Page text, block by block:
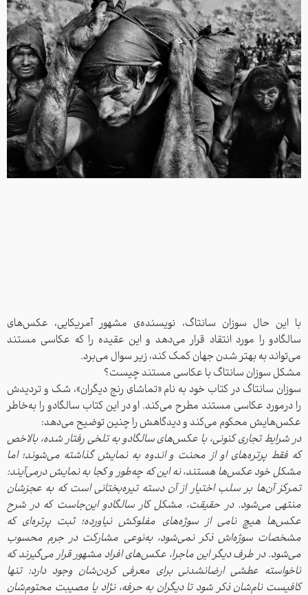
با این حال سوزان سانتاگ، نویسنده‌ی مشهور آمریکایی، عکس‌های
سالگادو را مورد انتقاد قرار می‌دهد و این عقیده را که عکاسی مستند
می‌تواند به بهتر شدن جهان کمک کند، زیر سوال می‌برد.
مشکل سوزان سانتاگ با عکاسی مستند چیست؟
سوزان سانتاگ در کتاب خود به نام «تماشای رنج دیگران»، شک و تردیدش
را درمورد عکاسی مستند مطرح می‌کند. او در این کتاب سالگادو را به‌خاطر
عکس‌هایش محکوم می‌کند و دیدگاهش را چنین توضیح می‌دهد:
در شرایط تجاری کنونی، با عکس‌های سالگادو به تلخی رفتار شده، بالاخص
که فقط پرتره‌های او از محنت و اندوه به نمایش گذاشته می‌شوند؛ اما
مشکل خود عکس‌ها هستند، نه این ‌که چه‌طور و کجا به نمایش درمی‌آیند:
تمرکز آن‌ها بر سلب اختیار از آن دسته تیره‌بختانی است که به عجزشان
منتهی می‌شود. در حقیقت، مشکل کار سالگادو این‌جاست که در شرح
عکس‌ها هیچ نامی از سوژه‌های مفلوکش نیاورده؛ ثبت پرتره‌ای که
مشخصات سوژه‌اش ذکر نمی‌شود، به‌نوعی مشارکت در جرم محسوب
می‌شود. در طرف دیگر این ماجرا، عکس‌های افراد مشهور قرار می‌گیرند که
ناخواسته عطشی ارضانشدنی برای معرفی کردن‌شان وجود دارد: تنها
کافیست نام‌شان ذکر شود تا دیگران به حرفه، نژاد یا مصیبت محتوم‌شان